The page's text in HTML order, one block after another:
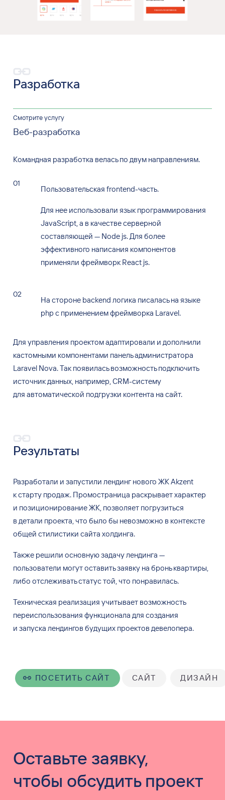
Разработка
Смотрите услугу
Веб-разработка
Командная разработка велась по двум направлениям.
Пользовательская frontend-часть.
Для нее использовали язык программирования
JavaScript, а в качестве серверной
составляющей — Node js. Для более
эффективного написания компонентов
применяли фреймворк React js.
На стороне backend логика писалась на языке
php с применением фреймворка Laravel.
Для управления проектом адаптировали и дополнили
кастомными компонентами панель администратора
Laravel Nova. Так появилась возможность подключить
источник данных, например, CRM-систему
для автоматической подгрузки контента на сайт.
Результаты
Разработали и запустили лендинг нового ЖКAkzent
кстарту продаж. Промостраница раскрывает характер
и позиционирование ЖК, позволяет погрузиться
в детали проекта, что было бы невозможно в контексте
общей стилистики сайта холдинга.
Также решили основную задачу лендинга —
пользователи могут оставить заявку на бронь квартиры,
либо отслеживать статус той, что понравилась.
Техническая реализация учитывает возможность
переиспользования функционала для создания
и запуска лендингов будущих проектов девелопера.
ПОСЕТИТЬ САЙТ САЙТ ДИЗАЙН
Оставьте заявку,
чтобы обсудить проект